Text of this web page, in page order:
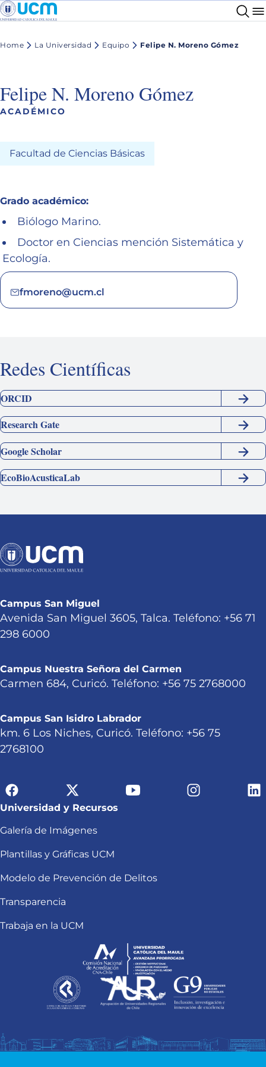
Home La Universidad Equipo Felipe N. Moreno Gómez
Felipe N. Moreno Gómez
ACADÉMICO
Facultad de Ciencias Básicas
Grado académico:
Biólogo Marino.
Doctor en Ciencias mención Sistemática y
Ecología.
fmoreno@ucm.cl
Redes Científicas
ORCID
Research Gate
Google Scholar
EcoBioAcusticaLab
Campus San Miguel
Avenida San Miguel 3605, Talca. Teléfono: +56 71
298 6000
Campus Nuestra Señora del Carmen
Carmen 684, Curicó. Teléfono: +56 75 2768000
Campus San Isidro Labrador
km. 6 Los Niches, Curicó. Teléfono: +56 75
2768100
Universidad y Recursos
Galería de Imágenes
Plantillas y Gráficas UCM
Modelo de Prevención de Delitos
Transparencia
Trabaja en la UCM